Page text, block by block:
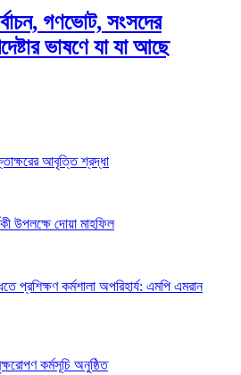
গণভোট, সংসদের
ভাষণে যা যা আছে
আবৃত্তি শ্রদ্ধা
উপলক্ষে দোয়া মাহফিল
প্রশিক্ষণ কর্মশালা অপরিহার্য: এমপি এমরান
কর্মসূচি অনুষ্ঠিত